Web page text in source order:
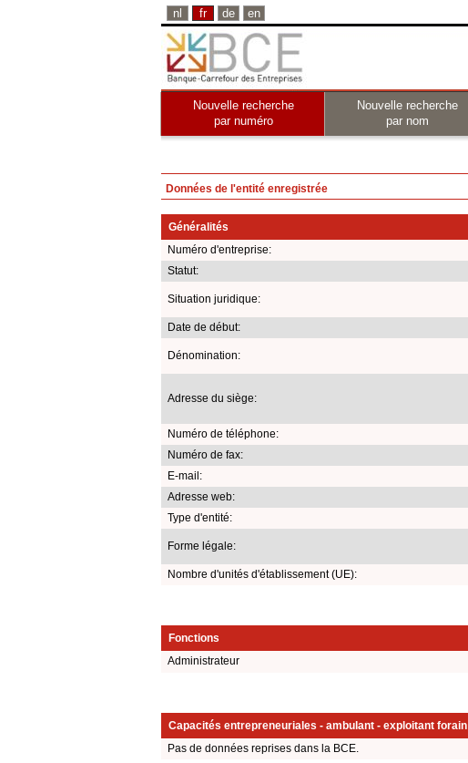
nl fr de en
Nouvelle recherche
par numéro
Nouvelle recherche
par nom
Données de l'entité enregistrée
Généralités
Numéro d'entreprise:
Statut:
Situation juridique:
Date de début:
Dénomination:
Adresse du siège:
Numéro de téléphone:
Numéro de fax:
E-mail:
Adresse web:
Type d'entité:
Forme légale:
Nombre d'unités d'établissement (UE):
Fonctions
Administrateur
Capacités entrepreneuriales - ambulant - exploitant forain
Pas de données reprises dans la BCE.